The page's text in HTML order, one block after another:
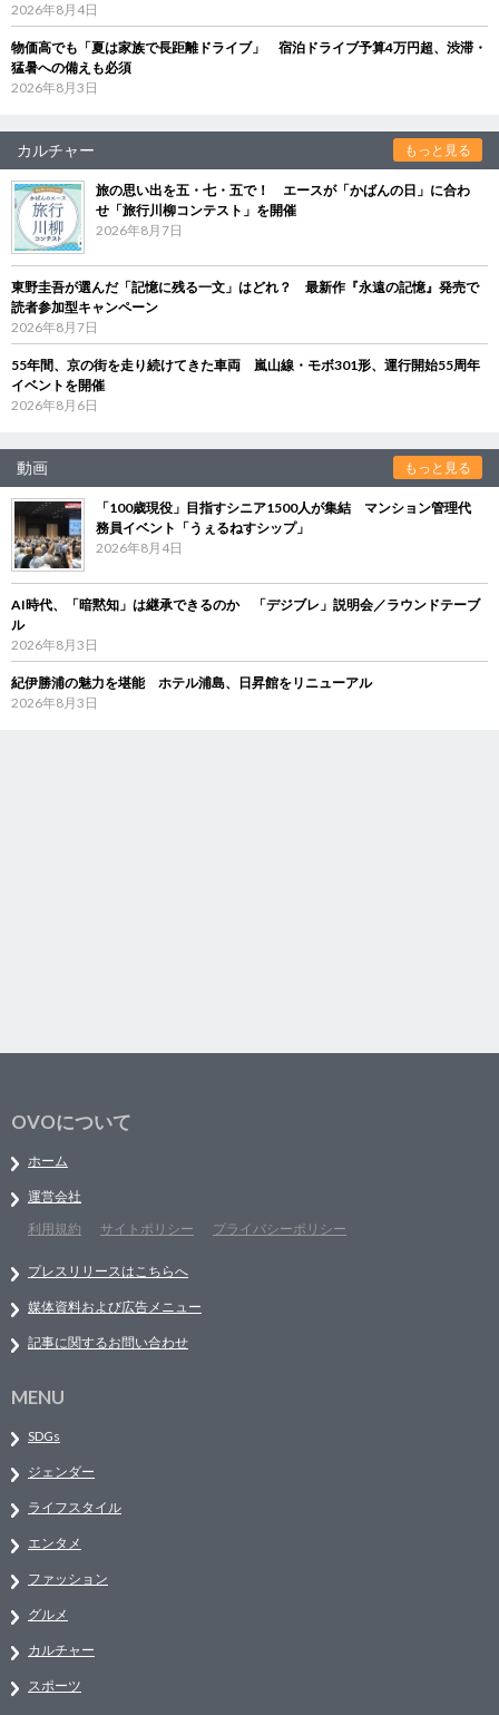
2026年8月4日
物価高でも「夏は家族で長距離ドライブ」 宿泊ドライブ予算4万円超、渋滞・
猛暑への備えも必須
2026年8月3日
カルチャー もっと見る
旅の思い出を五・七・五で！ エースが「かばんの日」に合わ
せ「旅行川柳コンテスト」を開催
2026年8月7日
東野圭吾が選んだ「記憶に残る一文」はどれ？ 最新作『永遠の記憶』発売で
読者参加型キャンペーン
2026年8月7日
55年間、京の街を走り続けてきた車両 嵐山線・モボ301形、運行開始55周年
イベントを開催
2026年8月6日
動画 もっと見る
「100歳現役」目指すシニア1500人が集結 マンション管理代
務員イベント「うぇるねすシップ」
2026年8月4日
AI時代、「暗黙知」は継承できるのか 「デジブレ」説明会／ラウンドテーブ
ル
2026年8月3日
紀伊勝浦の魅力を堪能 ホテル浦島、日昇館をリニューアル
2026年8月3日
OVOについて
ホーム
運営会社
利用規約
サイトポリシー プライバシーポリシー
プレスリリースはこちらへ
媒体資料および広告メニュー
記事に関するお問い合わせ
MENU
SDGs
ジェンダー
ライフスタイル
エンタメ
ファッション
グルメ
カルチャー
スポーツ